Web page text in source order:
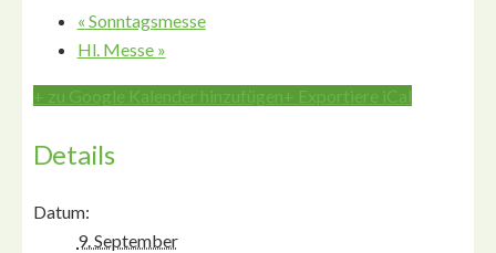
« Sonntagsmesse
Hl. Messe »
+ zu Google Kalender hinzufügen + Exportiere iCal
Details
Datum:
9. September